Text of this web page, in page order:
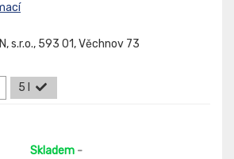
s.r.o., 593 01, Věchnov 73
5 l
Skladem -